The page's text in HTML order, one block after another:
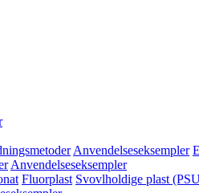
Anvendelseseksempler
Anvendelseseksempler
Fluorplast Svovlholdige plast